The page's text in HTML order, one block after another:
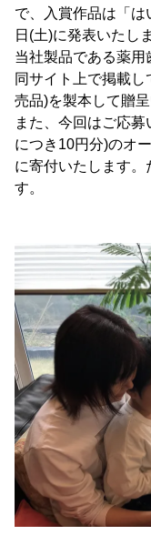
で、入賞作品は「
日(土)に発表いたし
当社製品である薬
同サイト上で掲載
売品)を製本して贈呈
また、今回はご応
につき10円分)のオ
に寄付いたします。
す。